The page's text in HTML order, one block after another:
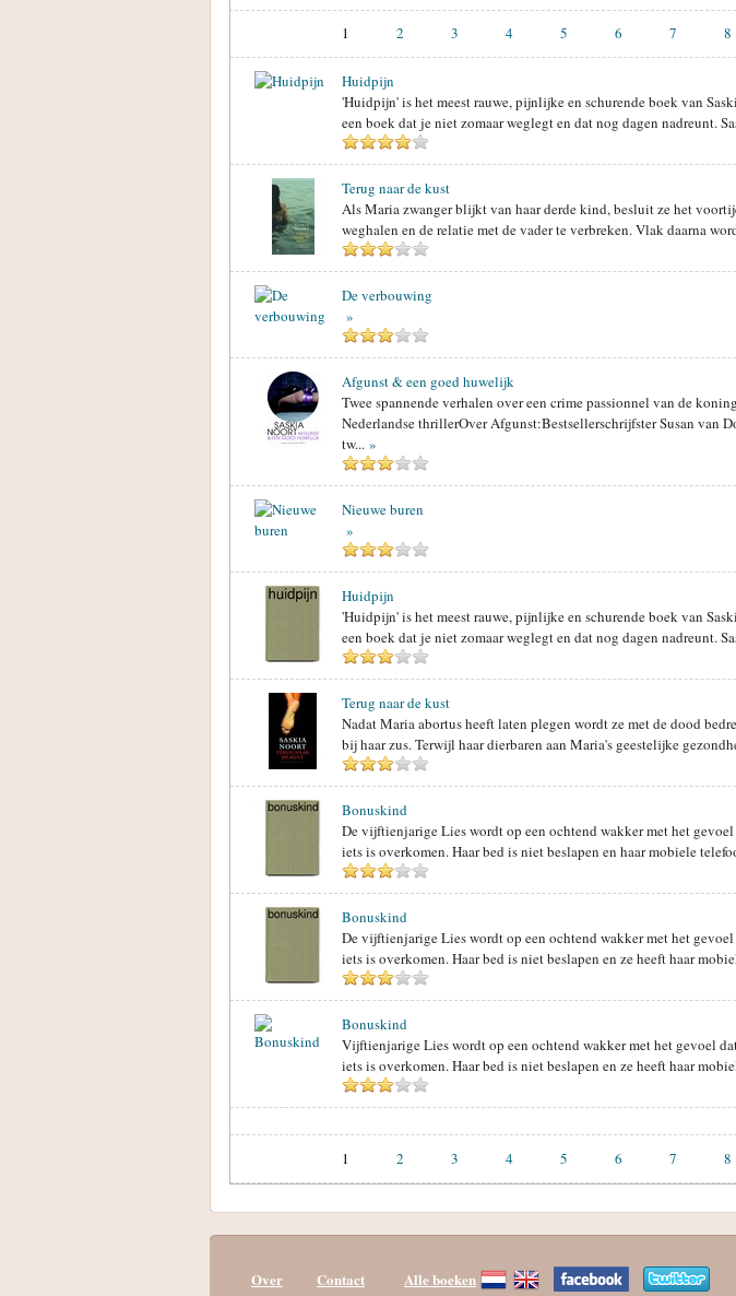
1 2 3 4 5 6 7 8
Huidpijn
'Huidpijn' is het meest rauwe, pijnlijke en schurende boek van
een boek dat je niet zomaar weglegt en dat nog dagen nadreunt.
Terug naar de kust
Als Maria zwanger blijkt van haar derde kind, besluit ze het
weghalen en de relatie met de vader te verbreken. Vlak daarna
De verbouwing
»
Afgunst & een goed huwelijk
Twee spannende verhalen over een crime passionnel van de
Nederlandse thrillerOver Afgunst:Bestsellerschrijfster Susan van
tw... »
Nieuwe buren
»
Huidpijn
'Huidpijn' is het meest rauwe, pijnlijke en schurende boek van
een boek dat je niet zomaar weglegt en dat nog dagen nadreunt.
Terug naar de kust
Nadat Maria abortus heeft laten plegen wordt ze met de dood
bij haar zus. Terwijl haar dierbaren aan Maria's geestelijke
Bonuskind
De vijftienjarige Lies wordt op een ochtend wakker met het gevoel
iets is overkomen. Haar bed is niet beslapen en haar mobiele
Bonuskind
De vijftienjarige Lies wordt op een ochtend wakker met het gevoel
iets is overkomen. Haar bed is niet beslapen en ze heeft haar
Bonuskind
Vijftienjarige Lies wordt op een ochtend wakker met het gevoel
iets is overkomen. Haar bed is niet beslapen en ze heeft haar
1 2 3 4 5 6 7 8
Over Contact Alle boeken